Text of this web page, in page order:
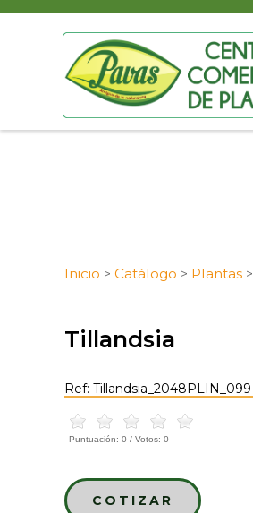
Inicio > Catálogo > Plantas >
Tillandsia
Ref: Tillandsia_2048PLIN_099
Puntuación: 0 / Votos: 0
COTIZAR